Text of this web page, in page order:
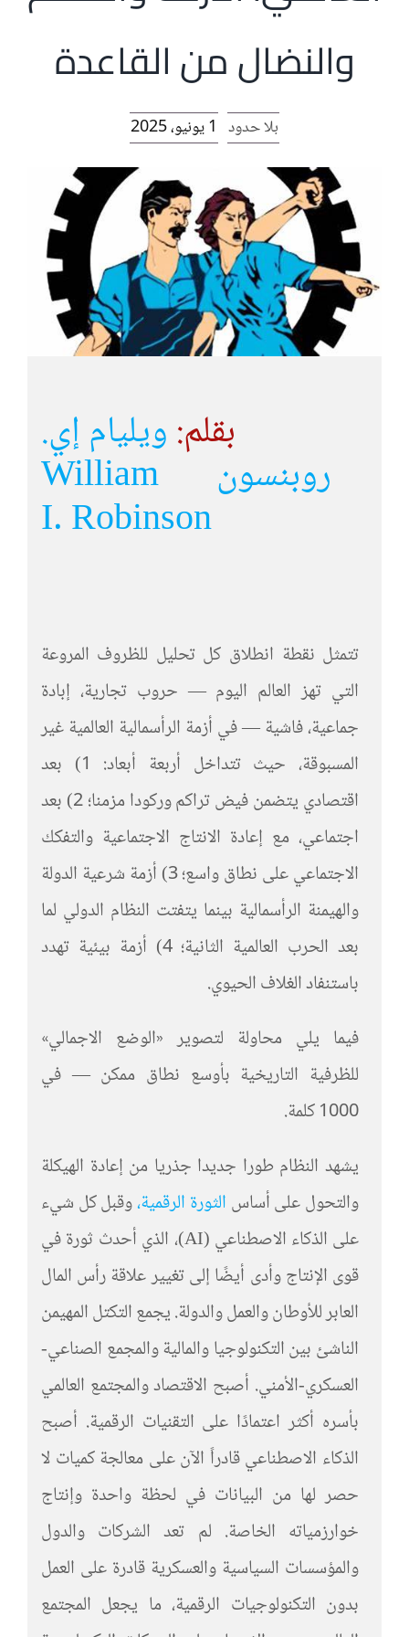
والنضال من القاعدة
بلا حدود 1 يونيو، 2025
بقلم:ويليام إي.
روبنسون William
I. Robinson
تتمثل نقطة انطلاق كل تحليل للظروف المروعة
التي تهز العالم اليوم — حروب تجارية، إبادة
جماعية، فاشية — في أزمة الرأسمالية العالمية غير
المسبوقة، حيث تتداخل أربعة أبعاد: 1) بعد
اقتصادي يتضمن فيض تراكم وركودا مزمنا؛ 2) بعد
اجتماعي، مع إعادة الانتاج الاجتماعية والتفكك
الاجتماعي على نطاق واسع؛ 3) أزمة شرعية الدولة
والهيمنة الرأسمالية بينما يتفتت النظام الدولي لما
بعد الحرب العالمية الثانية؛ 4) أزمة بيئية تهدد
باستنفاد الغلاف الحيوي.
فيما يلي محاولة لتصوير «الوضع الاجمالي»
للظرفية التاريخية بأوسع نطاق ممكن — في
1000 كلمة.
يشهد النظام طورا جديدا جذريا من إعادة الهيكلة
والتحول على أساس الثورة الرقمية،وقبل كل شيء
على الذكاء الاصطناعي (AI)، الذي أحدث ثورة في
قوى الإنتاج وأدى أيضًا إلى تغيير علاقة رأس المال
العابر للأوطان والعمل والدولة. يجمع التكتل المهيمن
الناشئ بين التكنولوجيا والمالية والمجمع الصناعي-
العسكري-الأمني. أصبح الاقتصاد والمجتمع العالمي
بأسره أكثر اعتمادًا على التقنيات الرقمية. أصبح
الذكاء الاصطناعي قادراً الآن على معالجة كميات لا
حصر لها من البيانات في لحظة واحدة وإنتاج
خوارزمياته الخاصة. لم تعد الشركات والدول
والمؤسسات السياسية والعسكرية قادرة على العمل
بدون التكنولوجيات الرقمية، ما يجعل المجتمع